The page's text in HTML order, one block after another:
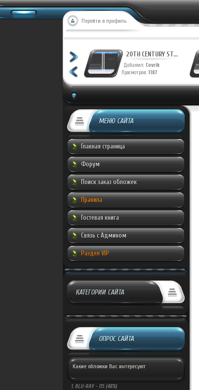
Перейти в профиль
20TH CENTURY ST... 20TH CENTURY ST...
Добавил: Covrik
Просмотров: 1187
МЕНЮ САЙТА
Главная страница
Форум
Поиск заказ обложек
Правила
Гостевая книга
Связь с Админом
Раздел VIP
КАТЕГОРИИ САЙТА
ОПРОС САЙТА
Какие обложки Вас интересуют
1. BLU-RAY - 115 (48%)